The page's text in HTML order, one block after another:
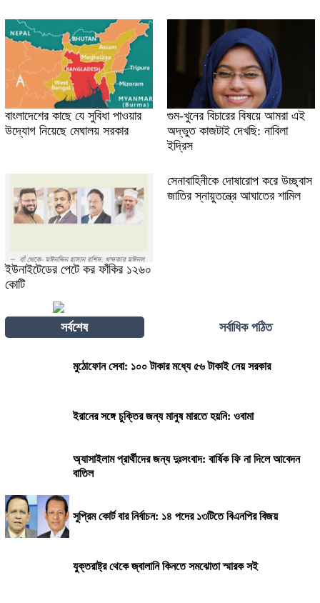
বাংলাদেশের কাছে যে সুবিধা পাওয়ার
উদ্যোগ নিয়েছে মেঘালয় সরকার
গুম-খুনের বিচারের বিষয়ে আমরা এই
অদ্ভুত কাজটাই দেখছি: নাবিলা
ইদ্রিস
ইউনাইটেডের পেটে কর ফাঁকির ১২৬০
কোটি
সেনাবাহিনীকে দোষারোপ করে উচ্ছ্বাস
জাতির স্নায়ুতন্ত্রে আঘাতের শামিল
সর্বশেষ সর্বাধিক পঠিত
মুঠোফোন সেবা: ১০০ টাকার মধ্যে ৫৬ টাকাই নেয় সরকার
ইরানের সঙ্গে চুক্তির জন্য মানুষ মারতে হয়নি: ওবামা
অ্যাসাইলাম প্রার্থীদের জন্য দুঃসংবাদ: বার্ষিক ফি না দিলে আবেদন
বাতিল
সুপ্রিম কোর্ট বার নির্বাচন: ১৪ পদের ১৩টিতে বিএনপির বিজয়
যুক্তরাষ্ট্র থেকে জ্বালানি কিনতে সমঝোতা স্মারক সই